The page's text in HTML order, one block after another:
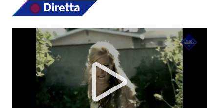
Diretta